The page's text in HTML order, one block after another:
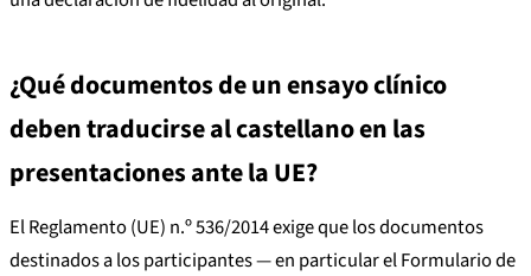
¿Qué documentos de un ensayo clínico
deben traducirse al castellano en las
presentaciones ante la UE?
El Reglamento (UE) n.º 536/2014 exige que los documentos
destinados a los participantes — en particular el Formulario de